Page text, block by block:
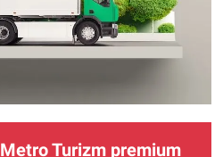
Metro Turizm premium